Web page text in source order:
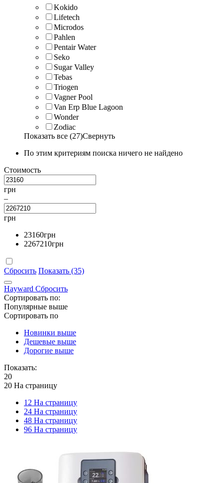
Kokido
Lifetech
Microdos
Pahlen
Pentair Water
Seko
Sugar Valley
Tebas
Triogen
Vagner Pool
Van Erp Blue Lagoon
Wonder
Zodiac
Показать все (27)Свернуть
По этим критериям поиска ничего не найдено
Стоимость
грн
–
грн
23160грн
2267210грн
Сбросить Показать (35)
Hayward Сбросить
Сортировать по:
Популярные выше
Сортировать по
Новинки выше
Дешевые выше
Дорогие выше
Показать:
20
20 На страницу
12 На страницу
24 На страницу
48 На страницу
96 На страницу